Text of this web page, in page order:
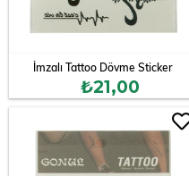
İmzalı Tattoo Dövme Sticker
₺21,00